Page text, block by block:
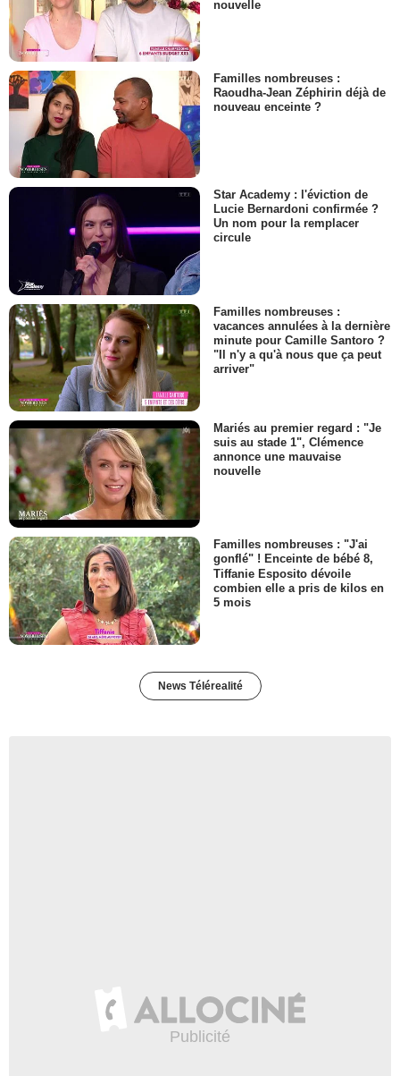
nouvelle
Familles nombreuses :
Raoudha-Jean Zéphirin déjà de
nouveau enceinte ?
Star Academy : l'éviction de
Lucie Bernardoni confirmée ?
Un nom pour la remplacer
circule
Familles nombreuses :
vacances annulées à la dernière
minute pour Camille Santoro ?
"Il n'y a qu'à nous que ça peut
arriver"
Mariés au premier regard : "Je
suis au stade 1", Clémence
annonce une mauvaise
nouvelle
Familles nombreuses : "J'ai
gonflé" ! Enceinte de bébé 8,
Tiffanie Esposito dévoile
combien elle a pris de kilos en
5 mois
News Télérealité